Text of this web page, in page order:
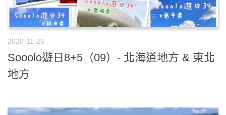
2020-11-26
Sooolo遊日8+5（09）- 北海道地方 & 東北
地方